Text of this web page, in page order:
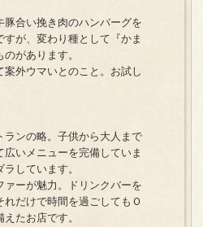
合い挽き肉のハンバーグを
が、変わり種として『かま
があります。
外ウマいとのこと。お試し
ンの略。子供から大人まで
いメニューを完備していま
しています。
ーが魅力。ドリンクバーを
れだけで時間を過ごしてもＯ
たお店です。